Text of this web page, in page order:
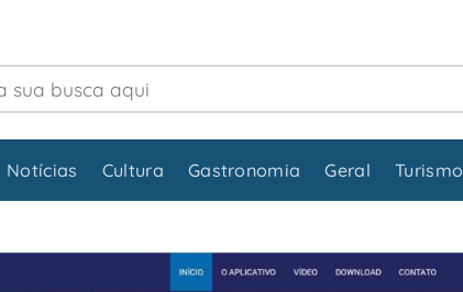
Notícias Cultura Gastronomia Geral Turismo